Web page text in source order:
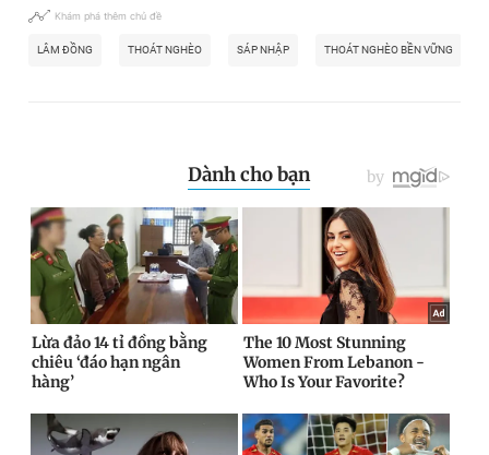
Khám phá thêm chủ đề
LÂM ĐỒNG THOÁT NGHÈO SÁP NHẬP THOÁT NGHÈO BỀN VỮNG